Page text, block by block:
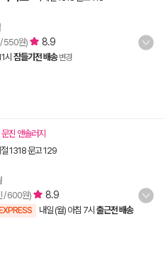
550원) 8.9
시 잠들기전 배송 변경
진 앤솔러지
1318 문고 129
/ 600원) 8.9
내일 (월) 아침 7시 출근전 배송